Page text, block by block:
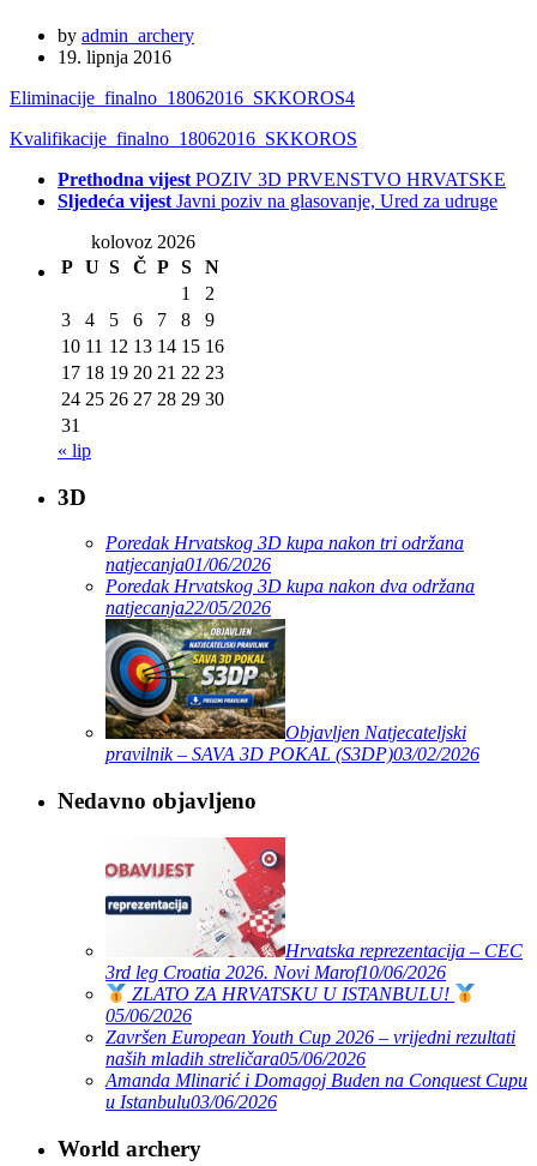
by admin_archery
19. lipnja 2016
Eliminacije_finalno_18062016_SKKOROS4
Kvalifikacije_finalno_18062016_SKKOROS
Prethodna vijest POZIV 3D PRVENSTVO HRVATSKE
Sljedeća vijest Javni poziv na glasovanje, Ured za udruge
kolovoz 2026
P U S Č P S
N
1
2
3
4 5 6 7 8
9
10 11 12 13 14 15 16
17 18 19 20 21 22 23
24 25 26 27 28 29 30
31
« lip
3D
Poredak Hrvatskog 3D kupa nakon tri održana
natjecanja01/06/2026
Poredak Hrvatskog 3D kupa nakon dva održana
natjecanja22/05/2026
Objavljen Natjecateljski
pravilnik – SAVA 3D POKAL (S3DP)03/02/2026
Nedavno objavljeno
Hrvatska reprezentacija – CEC
3rd leg Croatia 2026. Novi Marof10/06/2026
ZLATO ZA HRVATSKU U ISTANBULU!
05/06/2026
Završen European Youth Cup 2026 – vrijedni rezultati
naših mladih streličara05/06/2026
Amanda Mlinarić i Domagoj Buden na Conquest Cupu
u Istanbulu03/06/2026
World archery